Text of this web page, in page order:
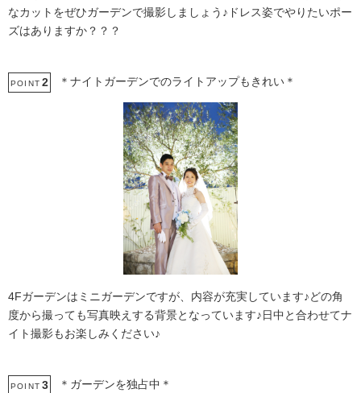
なカットをぜひガーデンで撮影しましょう♪ドレス姿でやりたいポー
ズはありますか？？？
POINT 2 ＊ナイトガーデンでのライトアップもきれい＊
4Fガーデンはミニガーデンですが、内容が充実しています♪どの角
度から撮っても写真映えする背景となっています♪日中と合わせてナ
イト撮影もお楽しみください♪
POINT 3 ＊ガーデンを独占中＊